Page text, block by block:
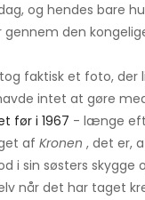
og hendes bare
gennem den
faktisk et foto, der
intet at gøre
før i 1967 - længe
af Kronen , det er,
i sin søsters skygge
når det har taget